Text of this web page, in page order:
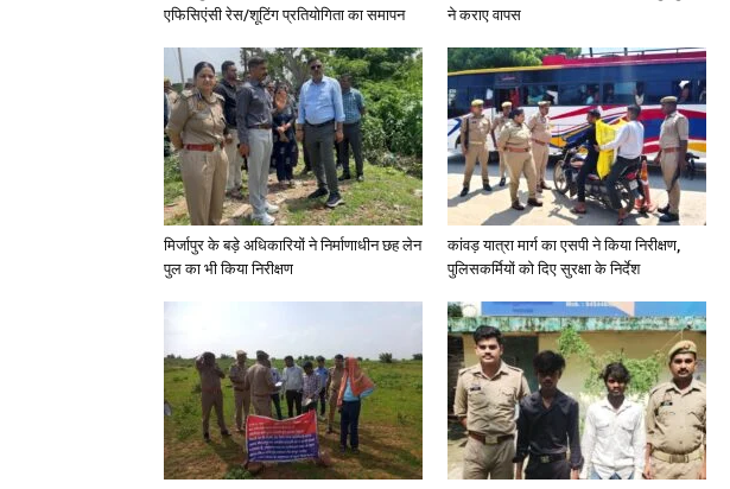
एफिसिएंसी रेस/शूटिंग प्रतियोगिता का समापन
ने कराए वापस
मिर्जापुर के बड़े अधिकारियों ने निर्माणाधीन छह लेन
पुल का भी किया निरीक्षण
कांवड़ यात्रा मार्ग का एसपी ने किया निरीक्षण,
पुलिसकर्मियों को दिए सुरक्षा के निर्देश